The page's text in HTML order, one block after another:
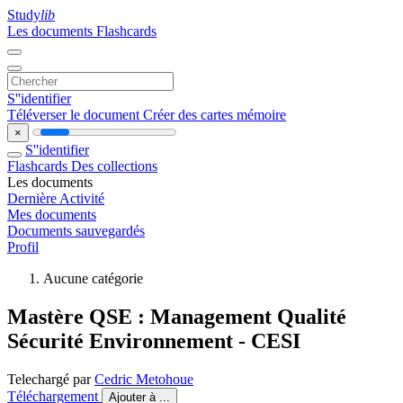
Studylib
Les documents Flashcards
S''identifier
Téléverser le document Créer des cartes mémoire
×
S''identifier
Flashcards Des collections
Les documents
Dernière Activité
Mes documents
Documents sauvegardés
Profil
Aucune catégorie
Mastère QSE : Management Qualité
Sécurité Environnement - CESI
Telechargé parCedric Metohoue
Téléchargement
Ajouter à ...